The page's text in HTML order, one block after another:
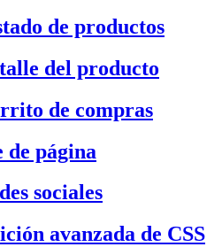
de productos
del producto
de compras
de página
sociales
avanzada de CSS